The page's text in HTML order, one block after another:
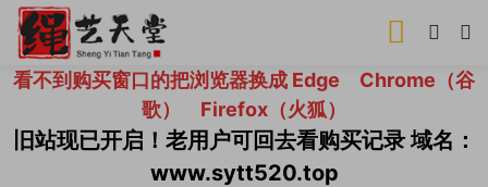
看不到购买窗口的把浏览器换成 Edge Chrome（谷
歌） Firefox（火狐）
旧站现已开启！老用户可回去看购买记录 域名：
www.sytt520.top